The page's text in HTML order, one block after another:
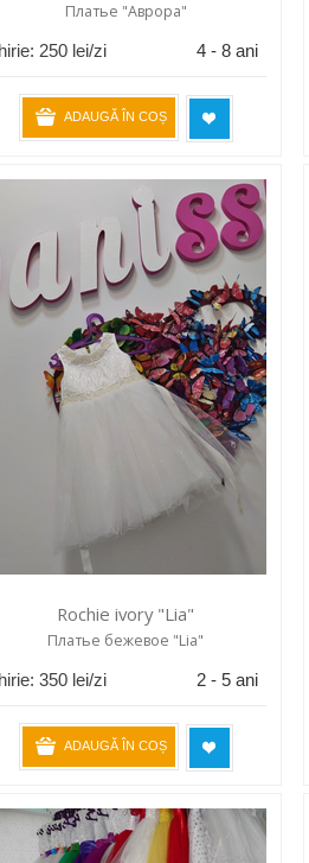
Платье "Аврора"
250 lei/zi 4 - 8 ani
ADAUGĂ ÎN COȘ
Rochie ivory "Lia"
Платье бежевое "Lia"
350 lei/zi 2 - 5 ani
ADAUGĂ ÎN COȘ